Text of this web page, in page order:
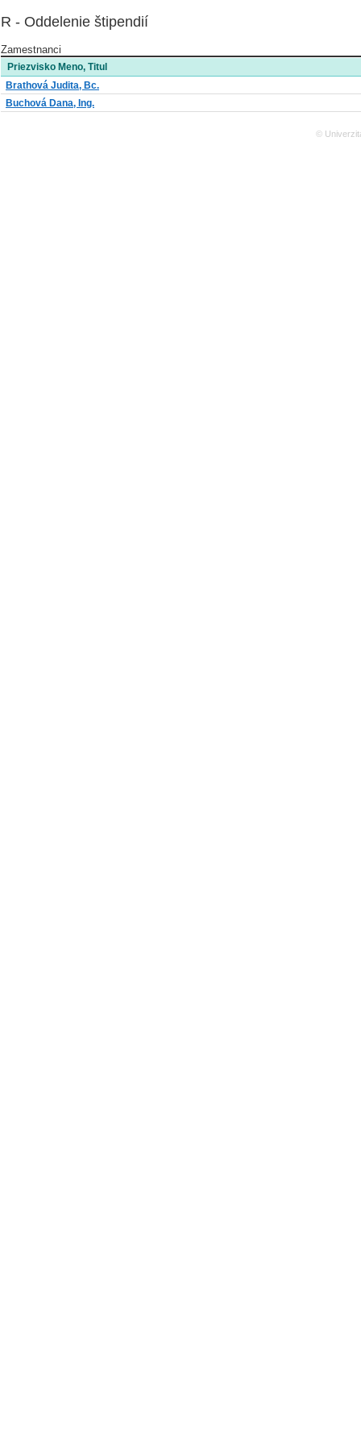
R - Oddelenie štipendií
Zamestnanci
Priezvisko Meno, Titul
Brathová Judita, Bc.
Buchová Dana, Ing.
©